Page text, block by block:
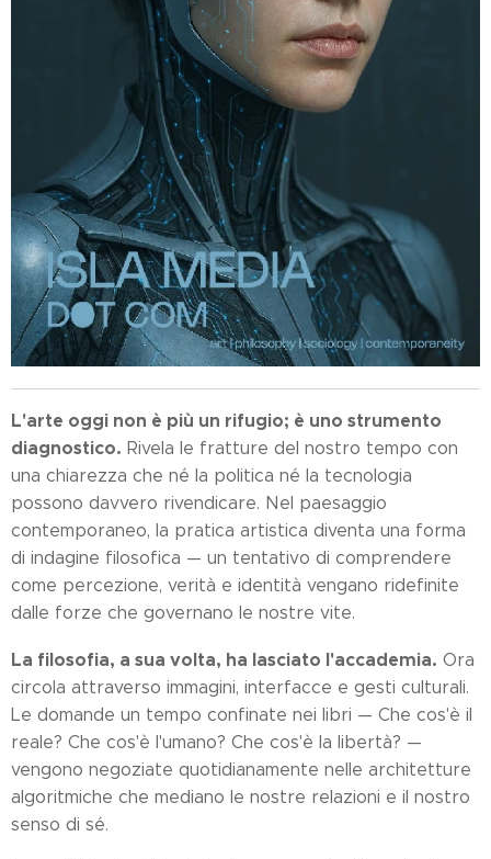
L'arte oggi non è più un rifugio; è uno strumento
diagnostico. Rivela le fratture del nostro tempo con
una chiarezza che né la politica né la tecnologia
possono davvero rivendicare. Nel paesaggio
contemporaneo, la pratica artistica diventa una forma
di indagine filosofica — un tentativo di comprendere
come percezione, verità e identità vengano ridefinite
dalle forze che governano le nostre vite.
La filosofia, a sua volta, ha lasciato l'accademia. Ora
circola attraverso immagini, interfacce e gesti culturali.
Le domande un tempo confinate nei libri — Che cos'è il
reale? Che cos'è l'umano? Che cos'è la libertà? —
vengono negoziate quotidianamente nelle architetture
algoritmiche che mediano le nostre relazioni e il nostro
senso di sé.